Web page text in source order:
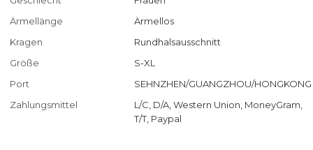
Ärmellänge
Ärmellos
Kragen
Rundhalsausschnitt
Größe
S-XL
Port
SEHNZHEN/GUANGZHOU/HONGKONG
Zahlungsmittel
L/C, D/A, Western Union, MoneyGram,
T/T, Paypal